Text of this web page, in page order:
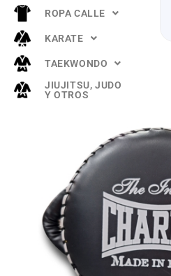
ROPA CALLE
KARATE
TAEKWONDO
JIUJITSU, JUDO
Y OTROS
Espinillera
"TITANIUM"
Rosa